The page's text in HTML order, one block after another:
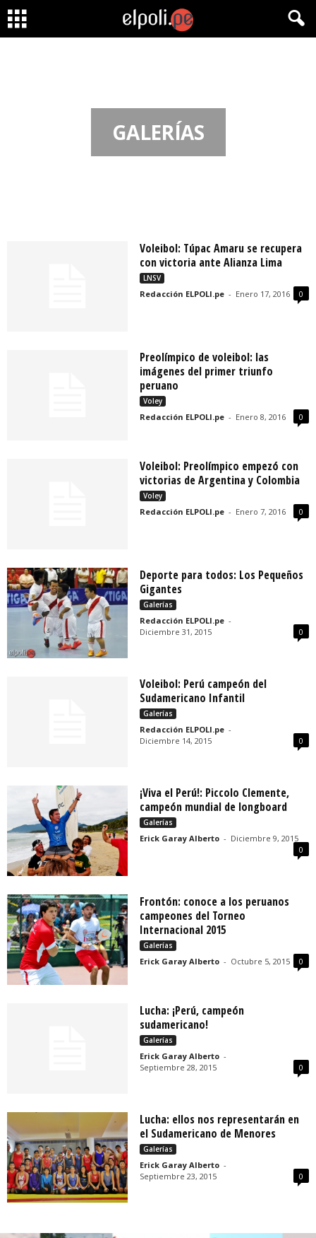
GALERÍAS
Voleibol: Túpac Amaru se recupera
con victoria ante Alianza Lima
LNSV
Redacción ELPOLI.pe - Enero 17, 2016 0
Preolímpico de voleibol: las
imágenes del primer triunfo
peruano
Voley
Redacción ELPOLI.pe - Enero 8, 2016 0
Voleibol: Preolímpico empezó con
victorias de Argentina y Colombia
Voley
Redacción ELPOLI.pe - Enero 7, 2016 0
Deporte para todos: Los Pequeños
Gigantes
Galerías
Redacción ELPOLI.pe -
Diciembre 31, 2015
0
Voleibol: Perú campeón del
Sudamericano Infantil
Galerías
Redacción ELPOLI.pe -
Diciembre 14, 2015
0
¡Viva el Perú!: Piccolo Clemente,
campeón mundial de longboard
Galerías
Erick Garay Alberto - Diciembre 9, 2015
0
Frontón: conoce a los peruanos
campeones del Torneo
Internacional 2015
Galerías
Erick Garay Alberto - Octubre 5, 2015 0
Lucha: ¡Perú, campeón
sudamericano!
Galerías
Erick Garay Alberto -
Septiembre 28, 2015
0
Lucha: ellos nos representarán en
el Sudamericano de Menores
Galerías
Erick Garay Alberto -
Septiembre 23, 2015
0